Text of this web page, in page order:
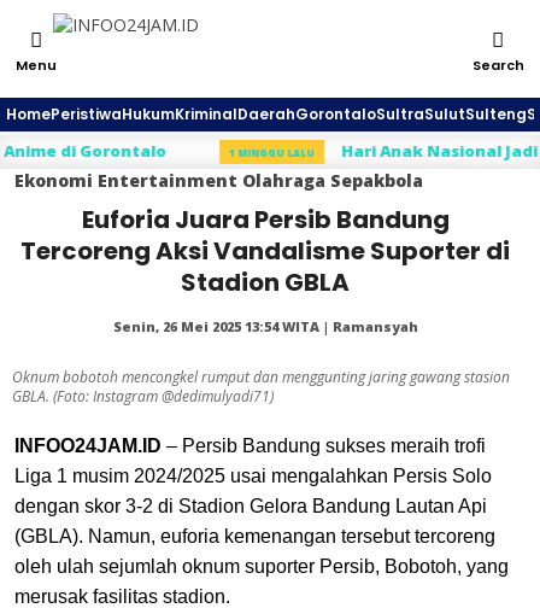
Search
Menu
HomePeristiwaHukumKriminalDaerahGorontaloSultraSulutSulteng
di Gorontalo 1 MINGGU LALU Hari Anak Nasional Jadi
Ekonomi Entertainment Olahraga Sepakbola
Euforia Juara Persib Bandung
Tercoreng Aksi Vandalisme Suporter di
Stadion GBLA
Senin, 26 Mei 2025 13:54 WITA | Ramansyah
Oknum bobotoh mencongkel rumput dan menggunting jaring gawang stasion
GBLA. (Foto: Instagram @dedimulyadi71)
INFOO24JAM.ID – Persib Bandung sukses meraih trofi
Liga 1 musim 2024/2025 usai mengalahkan Persis Solo
dengan skor 3-2 di Stadion Gelora Bandung Lautan Api
(GBLA). Namun, euforia kemenangan tersebut tercoreng
oleh ulah sejumlah oknum suporter Persib, Bobotoh, yang
merusak fasilitas stadion.